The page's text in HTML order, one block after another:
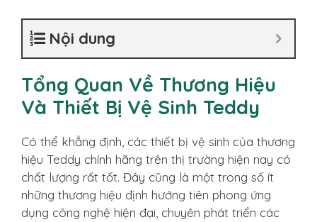
Nội dung
Tổng Quan Về Thương Hiệu
Và Thiết Bị Vệ Sinh Teddy
Có thể khẳng định, các thiết bị vệ sinh của thương
hiệu Teddy chính hãng trên thị trường hiện nay có
chất lượng rất tốt. Đây cũng là một trong số ít
những thương hiệu định hướng tiên phong ứng
dụng công nghệ hiện đại, chuyên phát triển các